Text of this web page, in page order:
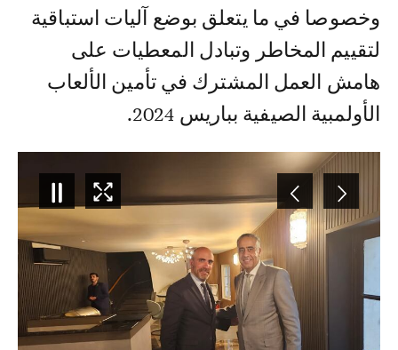
وخصوصا في ما يتعلق بوضع آليات استباقية
لتقييم المخاطر وتبادل المعطيات على
هامش العمل المشترك في تأمين الألعاب
الأولمبية الصيفية بباريس 2024.